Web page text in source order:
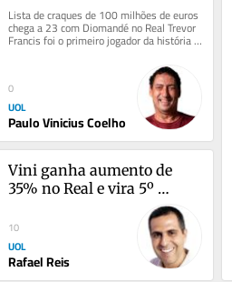
Lista de craques de 100 milhões de euros
chega a 23 com Diomandé no Real Trevor
Francis foi o primeiro jogador da história
do futebol contratado...
0
UOL
Paulo Vinicius Coelho
Vini ganha aumento de
35% no Real e vira 5º
jogador mais bem pago do
mundo
10
UOL
Rafael Reis